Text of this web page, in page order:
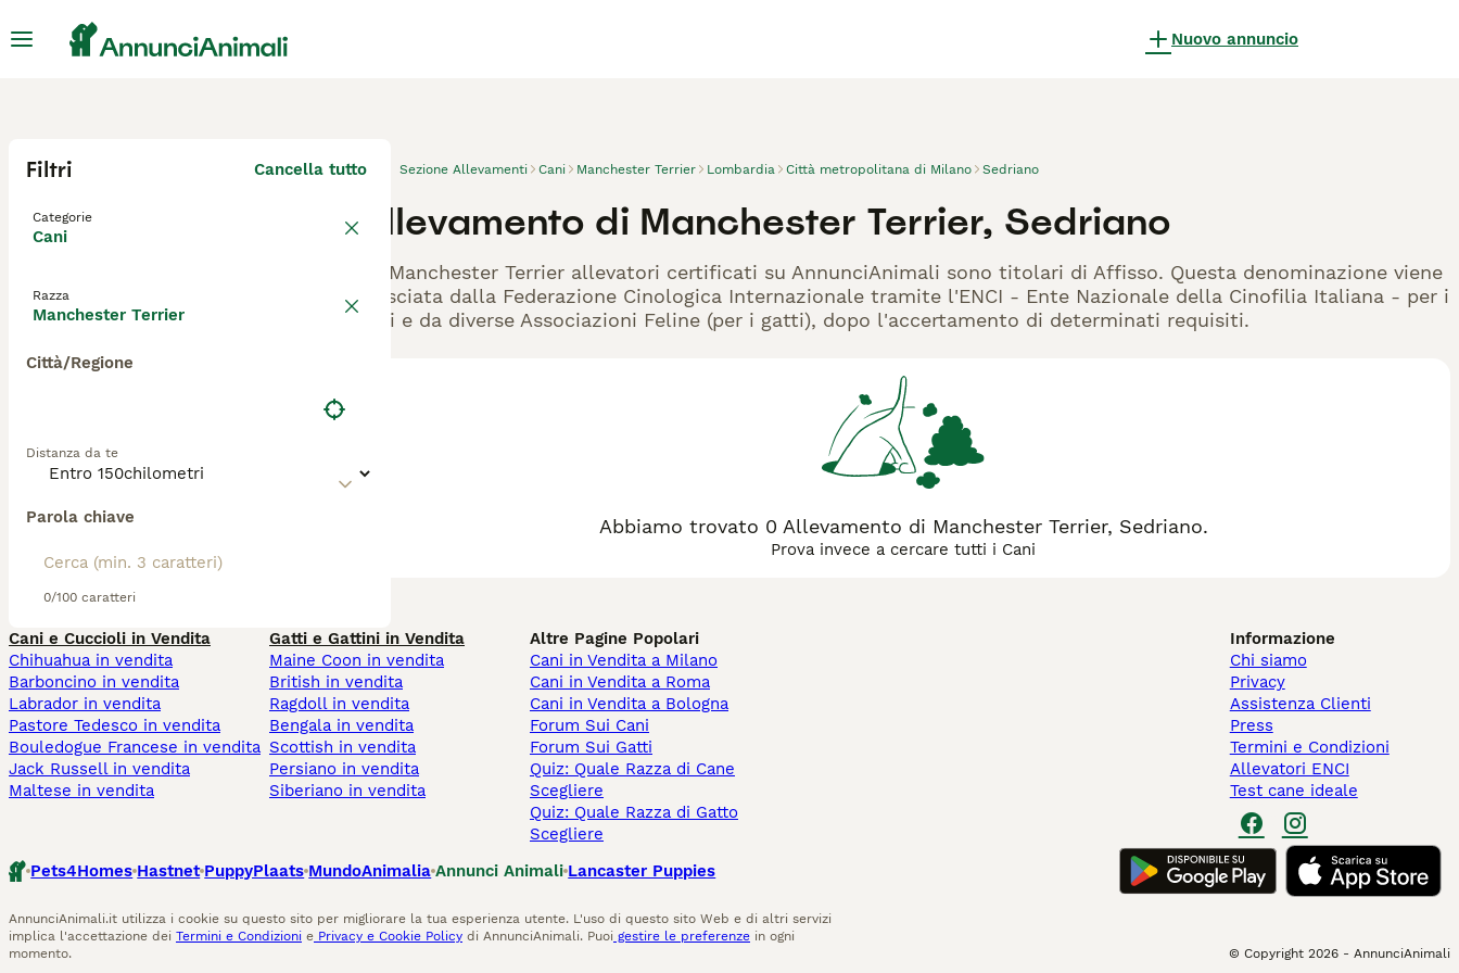
Nuovo annuncio
Filtri Cancella tutto
Categorie
Cani
Razza
Manchester Terrier
Città/Regione
Distanza da te
Parola chiave
0/100 caratteri
Sezione Allevamenti Cani Manchester Terrier Lombardia Città metropolitana di Milano Sedriano
Allevamento di Manchester Terrier, Sedriano
Gli Manchester Terrier allevatori certificati su AnnunciAnimali sono titolari di Affisso. Questa denominazione viene
rilasciata dalla Federazione Cinologica Internazionale tramite l'ENCI - Ente Nazionale della Cinofilia Italiana - per i
cani e da diverse Associazioni Feline (per i gatti), dopo l'accertamento di determinati requisiti.
Abbiamo trovato 0 Allevamento di Manchester Terrier, Sedriano.
Prova invece a cercare tutti i Cani
Cani e Cuccioli in Vendita
Chihuahua in vendita
Barboncino in vendita
Labrador in vendita
Pastore Tedesco in vendita
Bouledogue Francese in vendita
Jack Russell in vendita
Maltese in vendita
Gatti e Gattini in Vendita
Maine Coon in vendita
British in vendita
Ragdoll in vendita
Bengala in vendita
Scottish in vendita
Persiano in vendita
Siberiano in vendita
Altre Pagine Popolari
Cani in Vendita a Milano
Cani in Vendita a Roma
Cani in Vendita a Bologna
Forum Sui Cani
Forum Sui Gatti
Quiz: Quale Razza di Cane
Scegliere
Quiz: Quale Razza di Gatto
Scegliere
Informazione
Chi siamo
Privacy
Assistenza Clienti
Press
Termini e Condizioni
Allevatori ENCI
Test cane ideale
Pets4Homes Hastnet PuppyPlaats MundoAnimalia Annunci Animali Lancaster Puppies
AnnunciAnimali.it utilizza i cookie su questo sito per migliorare la tua esperienza utente. L'uso di questo sito Web e di altri servizi
implica l'accettazione dei Termini e Condizioni e Privacy e Cookie Policy di AnnunciAnimali. Puoi gestire le preferenze in ogni
momento.
© Copyright 2026 - AnnunciAnimali